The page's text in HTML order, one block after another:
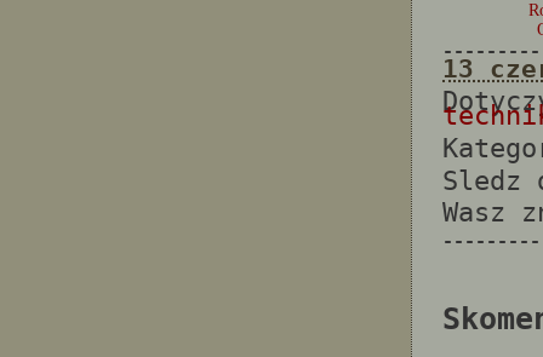
13
Sledz
Wasz